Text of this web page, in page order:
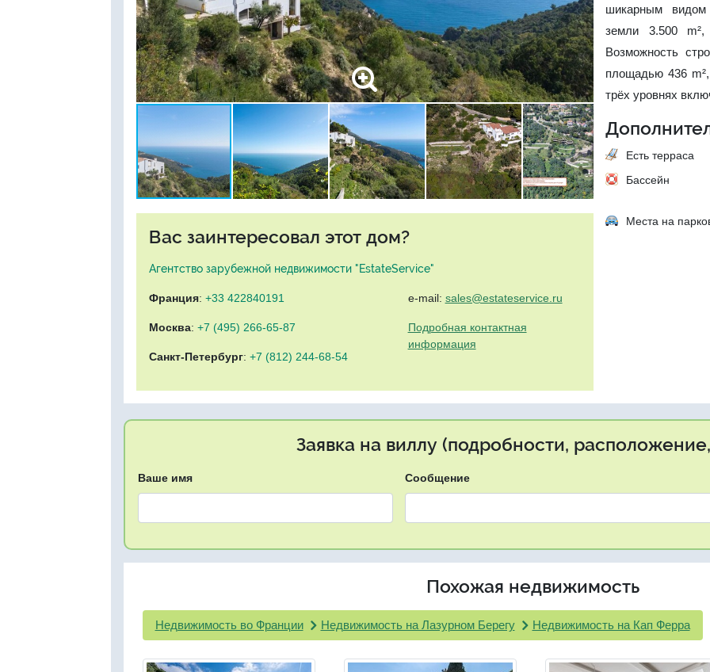
Вас заинтересовал этот дом?
Агентство зарубежной недвижимости "EstateService"
Франция: +33 422840191
Москва: +7 (495) 266-65-87
Санкт-Петербург: +7 (812) 244-68-54
e-mail: sales@estateservice.ru
Подробная контактная
информация
шикарным
земли 3.500
Возможность
площадью 436
трёх уровнях
Есть терраса
Бассейн
Места на
Заявка на виллу (подробности,
Ваше имя Сообщение
Похожая недвижимость
Недвижимость во Франции Недвижимость на Лазурном Берегу Недвижимость на Кап Ферра